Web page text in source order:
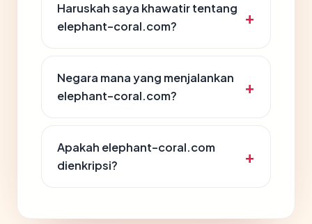
Haruskah saya khawatir tentang
elephant-coral.com?
Negara mana yang menjalankan
elephant-coral.com?
Apakah elephant-coral.com
dienkripsi?